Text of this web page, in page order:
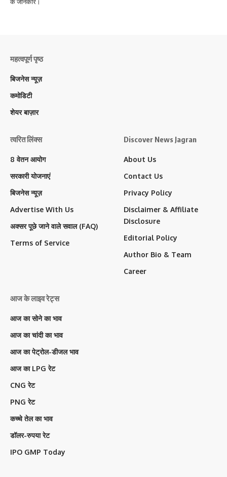
के जानकार।
महत्वपूर्ण पृष्ठ
बिजनेस न्यूज़
कमोडिटी
शेयर बाज़ार
त्वरित लिंक्स
8 वेतन आयोग
सरकारी योजनाएं
बिजनेस न्यूज़
Advertise With Us
अक्सर पूछे जाने वाले सवाल (FAQ)
Terms of Service
Discover News Jagran
About Us
Contact Us
Privacy Policy
Disclaimer & Affiliate
Disclosure
Editorial Policy
Author Bio & Team
Career
आज के लाइव रेट्स
आज का सोने का भाव
आज का चांदी का भाव
आज का पेट्रोल-डीजल भाव
आज का LPG रेट
CNG रेट
PNG रेट
कच्चे तेल का भाव
डॉलर-रुपया रेट
IPO GMP Today